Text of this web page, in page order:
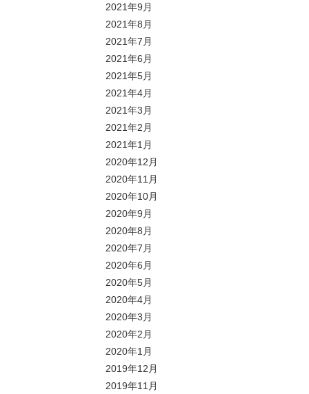
2021年9月
2021年8月
2021年7月
2021年6月
2021年5月
2021年4月
2021年3月
2021年2月
2021年1月
2020年12月
2020年11月
2020年10月
2020年9月
2020年8月
2020年7月
2020年6月
2020年5月
2020年4月
2020年3月
2020年2月
2020年1月
2019年12月
2019年11月